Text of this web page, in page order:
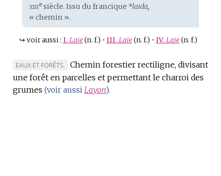
Étymologie
:
xiiiesiècle. Issu du francique *laida,
« chemin ».
↪ voir aussi : I. Laie (n. f.) • III. Laie (n. f.) • IV. Laie (n. f.)
MARQUE
DE
DOMAINE
EAUX ET FORÊTS.
Chemin forestier rectiligne, divisant
une forêt en parcelles et permettant le charroi des
grumes (voir aussi Layon).